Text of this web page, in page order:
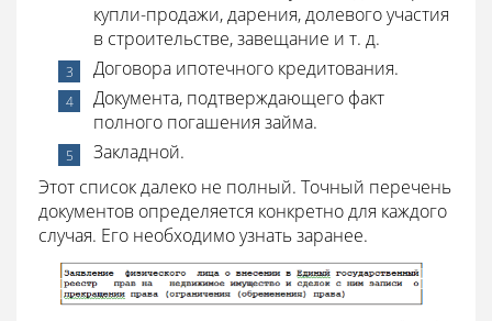
купли-продажи, дарения, долевого участия
в строительстве, завещание и т. д.
Договора ипотечного кредитования.
Документа, подтверждающего факт
полного погашения займа.
Закладной.
Этот список далеко не полный. Точный перечень
документов определяется конкретно для каждого
случая. Его необходимо узнать заранее.